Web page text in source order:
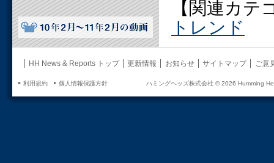
【関連カテ
トレンド
HH News & Reports トップ 更新情報 お知らせ サイトマップ ご意
利用規約 個人情報保護方針 ハミングヘッズ株式会社 ©2026 Humming